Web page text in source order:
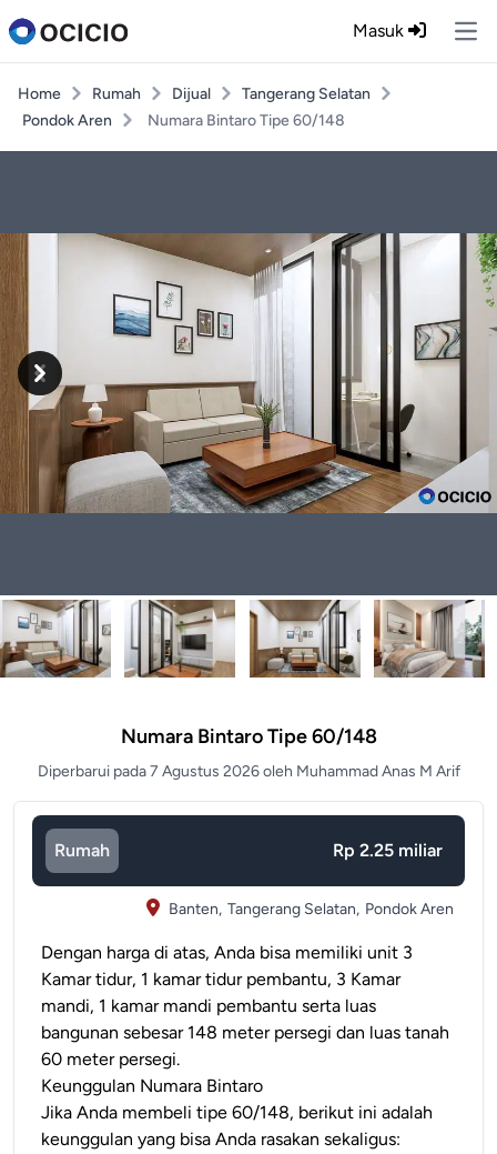
Masuk
Home Rumah Dijual
Tangerang Selatan
Pondok Aren
Numara Bintaro Tipe 60/148
Previous
Next
Numara Bintaro Tipe 60/148
Diperbarui pada 7 Agustus 2026 oleh Muhammad Anas M Arif
Rumah Rp 2.25 miliar
Banten, Tangerang Selatan, Pondok Aren
Dengan harga di atas, Anda bisa memiliki unit 3
Kamar tidur, 1 kamar tidur pembantu, 3 Kamar
mandi, 1 kamar mandi pembantu serta luas
bangunan sebesar 148 meter persegi dan luas tanah
60 meter persegi.
Keunggulan Numara Bintaro
Jika Anda membeli tipe 60/148, berikut ini adalah
keunggulan yang bisa Anda rasakan sekaligus: